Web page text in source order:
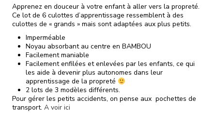
Apprenez en douceur à votre enfant à aller vers la propreté.
Ce lot de 6 culottes d’apprentissage ressemblent à des
culottes de « grands » mais sont adaptées aux plus petits.
Imperméable
Noyau absorbant au centre en BAMBOU
Facilement maniable
Facilement enfilées et enlevées par les enfants, ce qui
les aide à devenir plus autonomes dans leur
apprentissage de la propreté
2 lots de 3 modèles différents.
Pour gérer les petits accidents, on pense aux pochettes de
transport. A voir ici